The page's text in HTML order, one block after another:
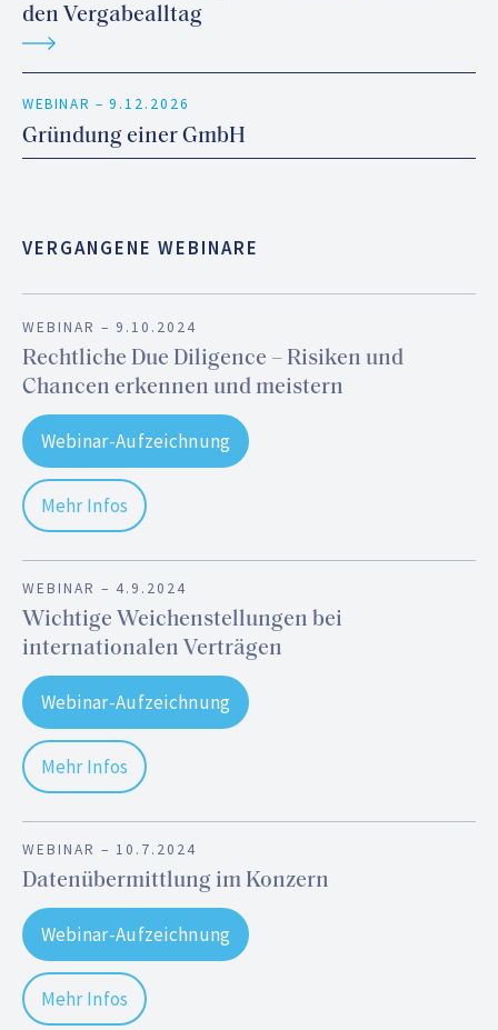
den Vergabealltag
WEBINAR – 9.12.2026
Gründung einer GmbH
VERGANGENE WEBINARE
WEBINAR – 9.10.2024
Rechtliche Due Diligence – Risiken und
Chancen erkennen und meistern
Webinar-Aufzeichnung
Mehr Infos
WEBINAR – 4.9.2024
Wichtige Weichenstellungen bei
internationalen Verträgen
Webinar-Aufzeichnung
Mehr Infos
WEBINAR – 10.7.2024
Datenübermittlung im Konzern
Webinar-Aufzeichnung
Mehr Infos